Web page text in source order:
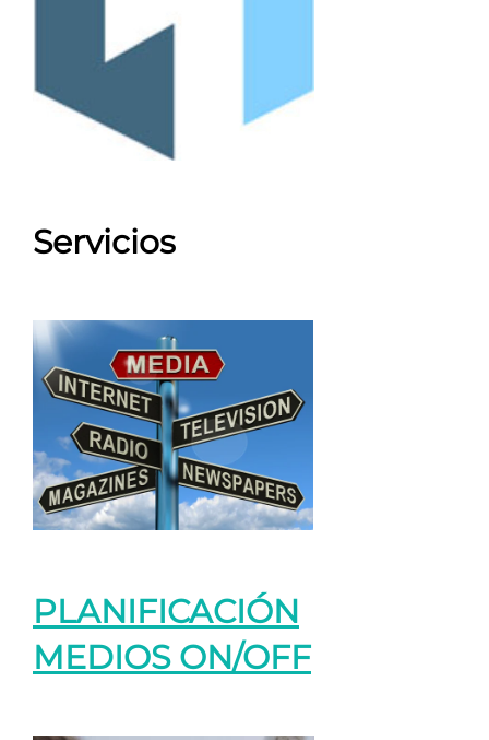
Servicios
PLANIFICACIÓN
MEDIOS ON/OFF